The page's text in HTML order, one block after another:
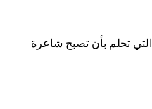
التي تحلم بأن تصبح شاعرة